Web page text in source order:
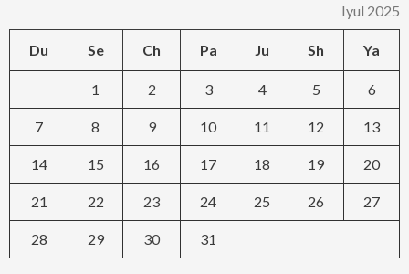
Iyul 2025
Du Se Ch Pa Ju Sh Ya
1 2 3 4 5 6
7 8 9 10 11 12 13
14 15 16 17 18 19 20
21 22 23 24 25 26 27
28 29 30 31